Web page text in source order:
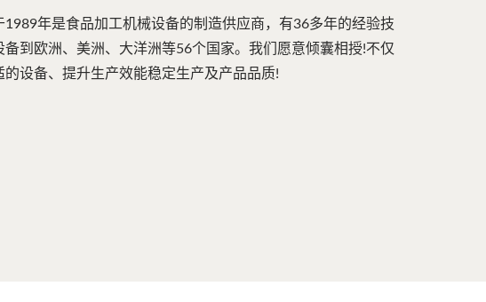
1989年是食品加工机械设备的制造供应商，有36多年的经验技
备到欧洲、美洲、大洋洲等56个国家。我们愿意倾囊相授!不仅
的设备、提升生产效能稳定生产及产品品质!